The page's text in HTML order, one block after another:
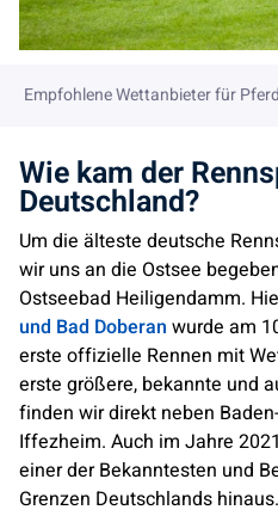
Empfohlene Wettanbieter für
Wie kam der
Deutschland?
Um die älteste deutsche
wir uns an die Ostsee
Ostseebad Heiligendamm.
und Bad Doberan wurde am
erste offizielle Rennen mit
erste größere, bekannte und
finden wir direkt neben
Iffezheim. Auch im Jahre
einer der Bekanntesten und
Grenzen Deutschlands hinaus.